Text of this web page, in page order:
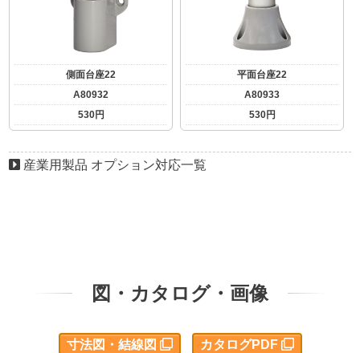
側面台座22
A80932
530円
平面台座22
A80933
530円
産業用製品 オプション対応一覧
図・カタログ・画像
寸法図・結線図 カタログPDF